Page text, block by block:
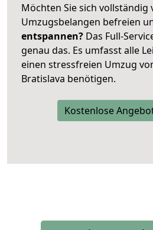
Möchten Sie sich vollständig
Umzugsbelangen befreien
entspannen? Das Full-
genau das. Es umfasst alle
einen stressfreien Umzug
Bratislava benötigen.
Kostenlose